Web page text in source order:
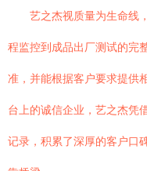
艺之杰视质量为生命线
程监控到成品出厂测试的完
准，并能根据客户要求提供
台上的诚信企业，艺之杰凭
记录，积累了深厚的客户口